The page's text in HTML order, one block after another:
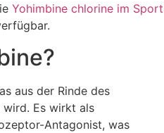
Yohimbine chlorine im Sport
aus der Rinde des
wird. Es wirkt als
Antagonist, was